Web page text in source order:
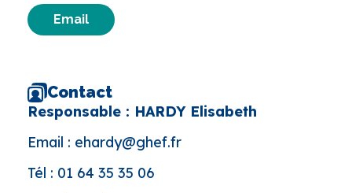
Email
Contact
Responsable : HARDY Elisabeth
Email : ehardy@ghef.fr
Tél : 01 64 35 35 06